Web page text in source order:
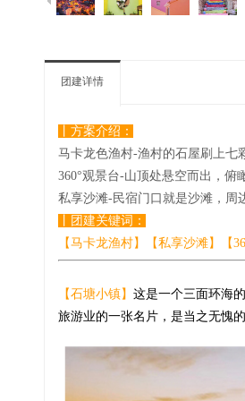
团建详情
丨方案介绍 ：
马卡龙色渔村-渔村的石屋刷上七
360°观景台-山顶处悬空而出，俯
私享沙滩-民宿门口就是沙滩，周
丨团建关键词 ：
【马卡龙渔村】【私享沙滩】【
【石塘小镇】 这是一个三面环海
旅游业的一张名片，是当之无愧